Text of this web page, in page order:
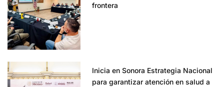
frontera
Inicia en Sonora Estrategia Nacional
para garantizar atención en salud a